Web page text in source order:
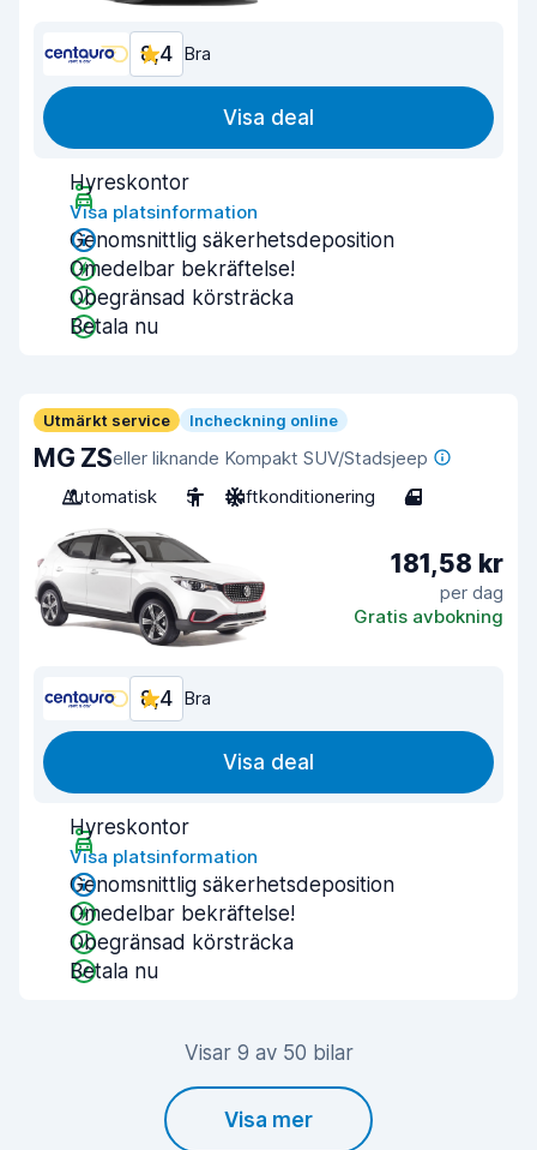
8,4 Bra
Visa deal
Hyreskontor
Visa platsinformation
Genomsnittlig säkerhetsdeposition
Omedelbar bekräftelse!
Obegränsad körsträcka
Betala nu
Utmärkt service Incheckning online
MG ZSeller liknande Kompakt SUV/Stadsjeep
Automatisk
5 Luftkonditionering 4
181,58 kr
per dag
Gratis avbokning
8,4 Bra
Visa deal
Hyreskontor
Visa platsinformation
Genomsnittlig säkerhetsdeposition
Omedelbar bekräftelse!
Obegränsad körsträcka
Betala nu
Visar 9 av 50 bilar
Visa mer